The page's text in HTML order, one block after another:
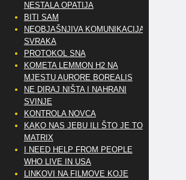
NESTALA OPATIJA
BITI SAM
NEOBJAŠNJIVA KOMUNIKACIJA
SVRAKA
PROTOKOL SNA
KOMETA LEMMON H2 NA
MJESTU AURORE BOREALIS
NE DIRAJ NIŠTA I NAHRANI
SVINJE
KONTROLA NOVCA
KAKO NAS JEBU ILI ŠTO JE TO
MATRIX
I NEED HELP FROM PEOPLE
WHO LIVE IN USA
LINKOVI NA FILMOVE KOJE